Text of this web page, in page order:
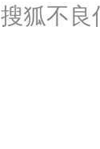
搜狐不良